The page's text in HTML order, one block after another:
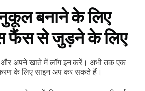
बनाने के लिए
फैंस से जुड़ने के लिए
अपने खाते में लॉग इन करें। अभी तक एक
के लिए साइन अप कर सकते हैं।